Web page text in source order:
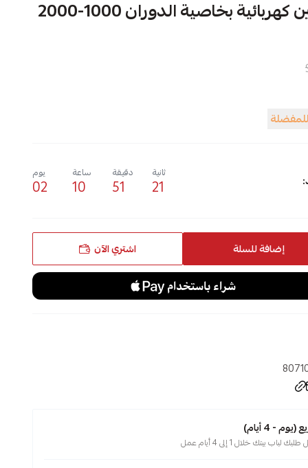
دفايه هالوجين كهربائية بخاصية الدوران 1000-2000
20
ثانية
51
دقيقة
10
ساعة
02
يوم
إضافة للسلة اشتري الآن
- 4 أيام)
بيتك خلال 1 إلى 4 أيام عمل